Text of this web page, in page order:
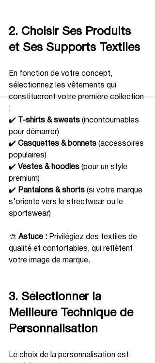
2. Choisir Ses Produits
et Ses Supports Textiles
En fonction de votre concept,
sélectionnez les vêtements qui
constitueront votre première collection
:
✔️
T-shirts & sweats (incontournables
pour démarrer)
✔️ Casquettes & bonnets (accessoires
populaires)
✔️ Vestes & hoodies (pour un style
premium)
✔️ Pantalons & shorts (si votre marque
s’oriente vers le streetwear ou le
sportswear)
🎨 Astuce : Privilégiez des textiles de
qualité et confortables, qui reflètent
votre image de marque.
3. Sélectionner la
Meilleure Technique de
Personnalisation
Le choix de la personnalisation est